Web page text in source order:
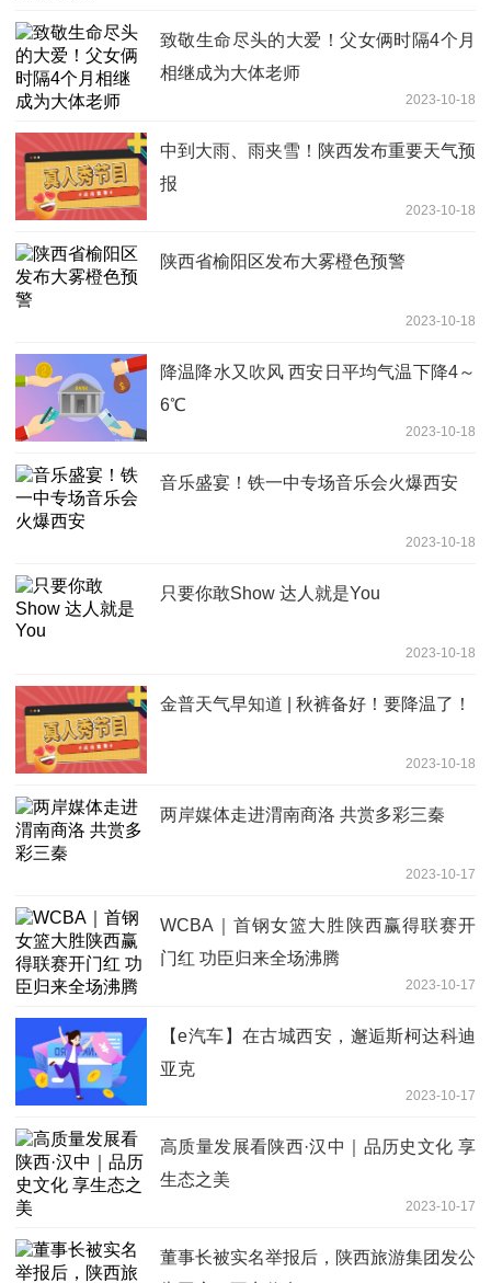
致敬生命尽头的大爱！父女俩时隔4个月
相继成为大体老师
2023-10-18
中到大雨、雨夹雪！陕西发布重要天气预
报
2023-10-18
陕西省榆阳区发布大雾橙色预警
2023-10-18
降温降水又吹风 西安日平均气温下降4～
6℃
2023-10-18
音乐盛宴！铁一中专场音乐会火爆西安
2023-10-18
只要你敢Show 达人就是You
2023-10-18
金普天气早知道 | 秋裤备好！要降温了！
2023-10-18
两岸媒体走进渭南商洛 共赏多彩三秦
2023-10-17
WCBA｜首钢女篮大胜陕西赢得联赛开
门红 功臣归来全场沸腾
2023-10-17
【e汽车】在古城西安，邂逅斯柯达科迪
亚克
2023-10-17
高质量发展看陕西·汉中｜品历史文化 享
生态之美
2023-10-17
董事长被实名举报后，陕西旅游集团发公